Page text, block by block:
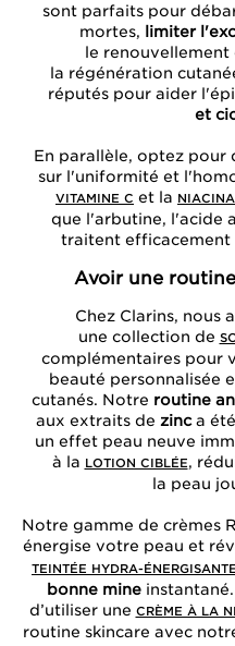
sont parfaits pour
mortes, limiter
le
la régénération
réputés pour aider
et
En parallèle, optez pour
sur l'uniformité et
VITAMINE C et la
que l'arbutine, l'acide
traitent efficacement
Avoir une
Chez Clarins, nous
une collection de
complémentaires pour
beauté personnalisée
cutanés. Notre routine
aux extraits de zinca
un effet peau neuve
à la LOTION CIBLÉE,
la peau
Notre gamme de crèmes
énergise votre peau et
TEINTÉE HYDRA-ÉNERGISANTE
bonne mineinstantané.
d’utiliser une CRÈME À LA
routine skincare avec